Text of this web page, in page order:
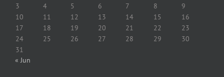
3
4 5 6 7 8
9
10
11 12 13 14 15
16
17
18 19 20 21 22
23
24
25 26 27 28 29
30
31
« Jun